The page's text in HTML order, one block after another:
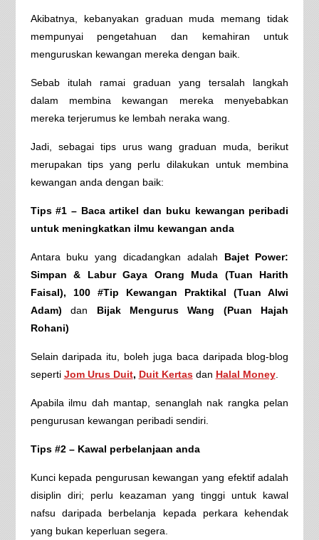
Akibatnya, kebanyakan graduan muda memang tidak
mempunyai pengetahuan dan kemahiran untuk
menguruskan kewangan mereka dengan baik.
Sebab itulah ramai graduan yang tersalah langkah
dalam membina kewangan mereka menyebabkan
mereka terjerumus ke lembah neraka wang.
Jadi, sebagai tips urus wang graduan muda, berikut
merupakan tips yang perlu dilakukan untuk membina
kewangan anda dengan baik:
Tips #1 – Baca artikel dan buku kewangan peribadi
untuk meningkatkan ilmu kewangan anda
Antara buku yang dicadangkan adalah Bajet Power:
Simpan & Labur Gaya Orang Muda (Tuan Harith
Faisal), 100 #Tip Kewangan Praktikal (Tuan Alwi
Adam) dan Bijak Mengurus Wang (Puan Hajah
Rohani)
Selain daripada itu, boleh juga baca daripada blog-blog
seperti Jom Urus Duit, Duit Kertasdan Halal Money.
Apabila ilmu dah mantap, senanglah nak rangka pelan
pengurusan kewangan peribadi sendiri.
Tips #2 – Kawal perbelanjaan anda
Kunci kepada pengurusan kewangan yang efektif adalah
disiplin diri; perlu keazaman yang tinggi untuk kawal
nafsu daripada berbelanja kepada perkara kehendak
yang bukan keperluan segera.